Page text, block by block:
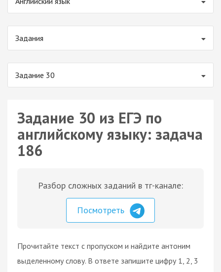
Задания
Задание 30
Задание 30 из ЕГЭ по
английскому языку: задача
186
Разбор сложных заданий в тг-канале:
Посмотреть
Прочитайте текст с пропуском и найдите антоним
выделенному слову. В ответе запишите цифру 1, 2, 3